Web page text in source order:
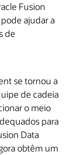
Fusion
ajudar a
de
se tornou a
de cadeia
o meio
para
Data
obtêm um